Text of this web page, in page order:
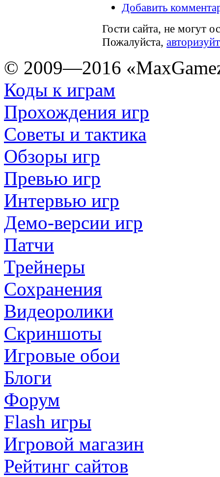
Добавить
Гости сайта, не могут
Пожалуйста,
© 2009—2016
Коды к играм
Прохождения игр
Советы и тактика
Обзоры игр
Превью игр
Интервью игр
Демо-версии игр
Патчи
Трейнеры
Сохранения
Видеоролики
Скриншоты
Игровые обои
Блоги
Форум
Flash игры
Игровой магазин
Рейтинг сайтов